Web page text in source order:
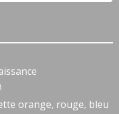
orange, rouge, bleu